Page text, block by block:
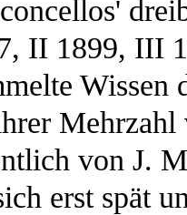
II 1899, III
von J.
erst spät